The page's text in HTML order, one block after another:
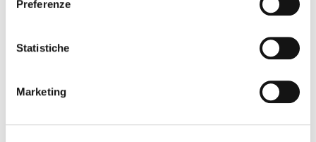
Preferenze
Statistiche
Marketing
per gli ospiti
Ricordiamo che è obbligatorio essere muniti di
Green Pass
Prenotazione OBBLIGATORIA
Per info e prenotazione scrivere a
ufficio.soci@gowinet.it